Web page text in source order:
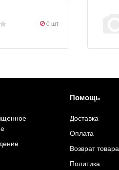
0 шт
Помощь
Доставка
Оплата
Возврат товара
Политика